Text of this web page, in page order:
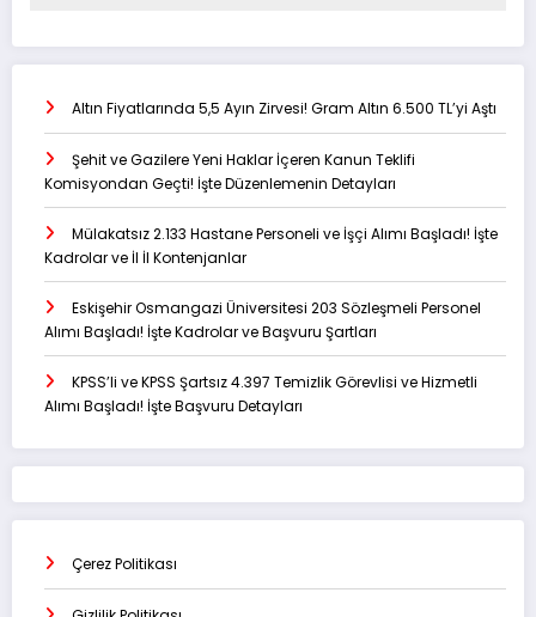
Altın Fiyatlarında 5,5 Ayın Zirvesi! Gram Altın 6.500 TL’yi Aştı
Şehit ve Gazilere Yeni Haklar İçeren Kanun Teklifi
Komisyondan Geçti! İşte Düzenlemenin Detayları
Mülakatsız 2.133 Hastane Personeli ve İşçi Alımı Başladı! İşte
Kadrolar ve İl İl Kontenjanlar
Eskişehir Osmangazi Üniversitesi 203 Sözleşmeli Personel
Alımı Başladı! İşte Kadrolar ve Başvuru Şartları
KPSS’li ve KPSS Şartsız 4.397 Temizlik Görevlisi ve Hizmetli
Alımı Başladı! İşte Başvuru Detayları
Çerez Politikası